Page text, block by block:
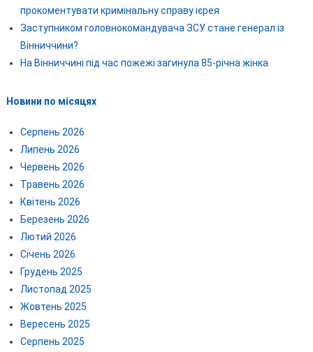
прокоментувати кримінальну справу ієрея
Заступником головнокомандувача ЗСУ стане генерал із
Вінниччини?
На Вінниччині під час пожежі загинула 85-річна жінка
Новини по місяцях
Серпень 2026
Липень 2026
Червень 2026
Травень 2026
Квітень 2026
Березень 2026
Лютий 2026
Січень 2026
Грудень 2025
Листопад 2025
Жовтень 2025
Вересень 2025
Серпень 2025